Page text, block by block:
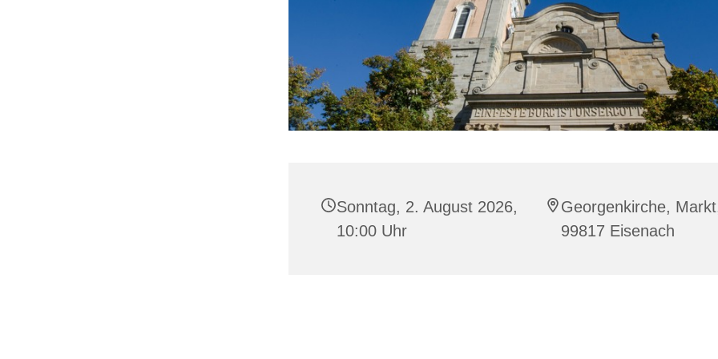
Sonntag, 2. August 2026,
10:00 Uhr
Georgenkirche,
99817 Eisenach